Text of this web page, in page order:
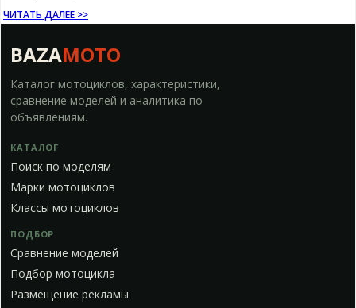
ЧИТАТЬ ДАЛЕЕ >>
BAZAMOTO
Каталог мотоциклов, характеристики,
сравнение моделей и аналитика по
объявлениям.
КАТАЛОГ
Поиск по моделям
Марки мотоциклов
Классы мотоциклов
ПОДБОР
Сравнение моделей
Подбор мотоцикла
Размещение рекламы